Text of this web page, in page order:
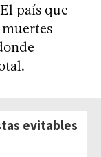
país que